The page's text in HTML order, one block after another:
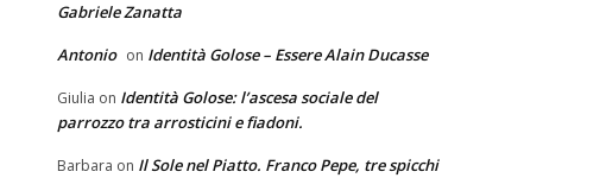
Gabriele Zanatta
Antonio on Identità Golose – Essere Alain Ducasse
Giulia on Identità Golose: l’ascesa sociale del
parrozzo tra arrosticini e fiadoni.
Barbara on Il Sole nel Piatto. Franco Pepe, tre spicchi